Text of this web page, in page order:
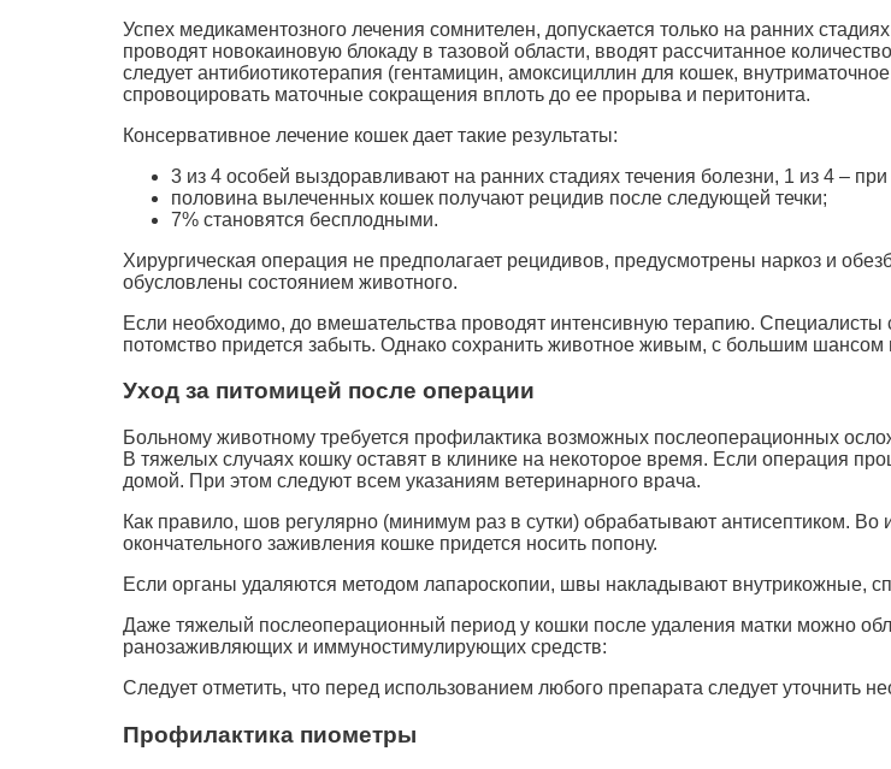
Успех медикаментозного лечения сомнителен, допускается только на ранних
проводят новокаиновую блокаду в тазовой области, вводят рассчитанное
следует антибиотикотерапия (гентамицин, амоксициллин для кошек,
спровоцировать маточные сокращения вплоть до ее прорыва и перитонита.
Консервативное лечение кошек дает такие результаты:
3 из 4 особей выздоравливают на ранних стадиях течения болезни, 1 из 4 –
половина вылеченных кошек получают рецидив после следующей течки;
7% становятся бесплодными.
Хирургическая операция не предполагает рецидивов, предусмотрены наркоз и
обусловлены состоянием животного.
Если необходимо, до вмешательства проводят интенсивную терапию.
потомство придется забыть. Однако сохранить животное живым, с большим
Уход за питомицей после операции
Больному животному требуется профилактика возможных послеоперационных
В тяжелых случаях кошку оставят в клинике на некоторое время. Если операция
домой. При этом следуют всем указаниям ветеринарного врача.
Как правило, шов регулярно (минимум раз в сутки) обрабатывают антисептиком. Во
окончательного заживления кошке придется носить попону.
Если органы удаляются методом лапароскопии, швы накладывают внутрикожные,
Даже тяжелый послеоперационный период у кошки после удаления матки можно
ранозаживляющих и иммуностимулирующих средств:
Следует отметить, что перед использованием любого препарата следует уточнить
Профилактика пиометры